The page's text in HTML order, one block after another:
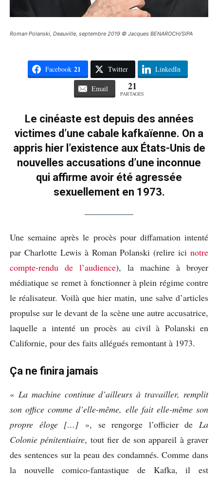
Roman Polanski, Deauville, septembre 2019 © Jacques BENAROCH/SIPA
Facebook 21 Twitter LinkedIn
Email 21
PARTAGES
Le cinéaste est depuis des années
victimes d’une cabale kafkaïenne. On a
appris hier l’existence aux États-Unis de
nouvelles accusations d’une inconnue
qui affirme avoir été agressée
sexuellement en 1973.
Une semaine après le procès pour diffamation intenté
par Charlotte Lewis à Roman Polanski (relire ici notre
compte-rendu de l’audience), la machine à broyer
médiatique se remet à fonctionner à plein régime contre
le réalisateur. Voilà que hier matin, une salve d’articles
propulse sur le devant de la scène une autre accusatrice,
laquelle a intenté un procès au civil à Polanski en
Californie, pour des faits allégués remontant à 1973.
Ça ne finira jamais
« La machine continue d’ailleurs à travailler, remplit
son office comme d’elle-même, elle fait elle-même son
propre éloge […] », se rengorge l’officier de La
Colonie pénitentiaire, tout fier de son appareil à graver
des sentences sur la peau des condamnés. Comme dans
la nouvelle comico-fantastique de Kafka, il est